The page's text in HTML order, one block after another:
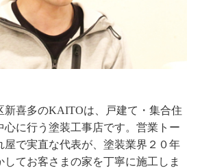
新喜多のKAITOは、戸建て・集合住
心に行う塗装工事店です。営業トー
屋で実直な代表が、塗装業界２０年
てお客さまの家を丁寧に施工しま